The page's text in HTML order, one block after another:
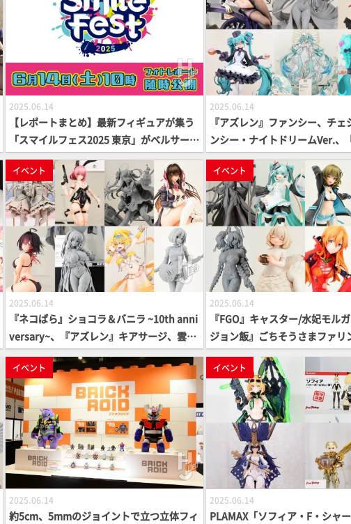
2025.06.14
【レポートまとめ】最新フィギュアが集う
「スマイルフェス2025 東京」がベルサール
秋葉原で開催中！会場展示をまとめてチェ
ック！【会期／6月14日～15日】
2025.06.14
『アズレン』ファンシー、チェ
ンシー・ナイトドリームVer.、
ル』纏流子、「初音ミク feat.
Mai」グッズ、グッスマくじ「
25 Autumn」などが展示【ス
5 「パートナーメーカーゾーン
イベント
2025.06.14
『ネコぱら』ショコラ＆バニラ ~10th anni
versary~、『アズレン』キアサージ、雲
仙、『学マス』篠澤広～光景ver.～『ボン
バーガール』パイン、レインボーなど新作
フィギュア展示をチェック！【スマフェス
2025 「パートナーメーカーゾーン」展示
③】
イベント
2025.06.14
『FGO』キャスター/水妃モル
ジョン飯』ごちそうさまファリ
ラ）、『シン・エヴァンゲリオ
アスカ・ラングレーなど新作フ
続々登場【スマフェス2025 「
ーカーゾーン」展示②】
イベント
2025.06.14
約5cm、5mmのジョイントで立つ立体フィ
イベント
2025.06.14
PLAMAX「ソフィア・F・シャ